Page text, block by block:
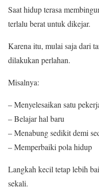
Saat hidup terasa
terlalu berat untuk dikejar.
Karena itu, mulai saja dari
dilakukan perlahan.
Misalnya:
– Menyelesaikan satu
– Belajar hal baru
– Menabung sedikit demi
– Memperbaiki pola hidup
Langkah kecil tetap lebih
sekali.